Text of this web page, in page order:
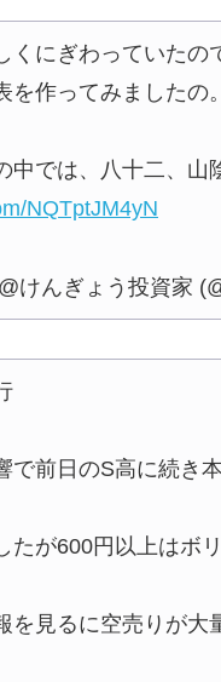
くにぎわっていたの
を作ってみましたの。
中では、八十二、山
NQTptJM4yN
けんぎょう投資家
で前日のS高に続き
たが600円以上はボ
を見るに空売りが